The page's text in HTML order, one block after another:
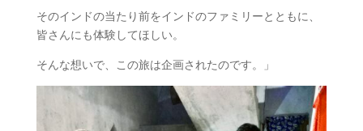
そのインドの当たり前をインドのファミリーとともに、​
皆さんにも体験してほしい。
そんな想いで、この旅は企画されたのです。」